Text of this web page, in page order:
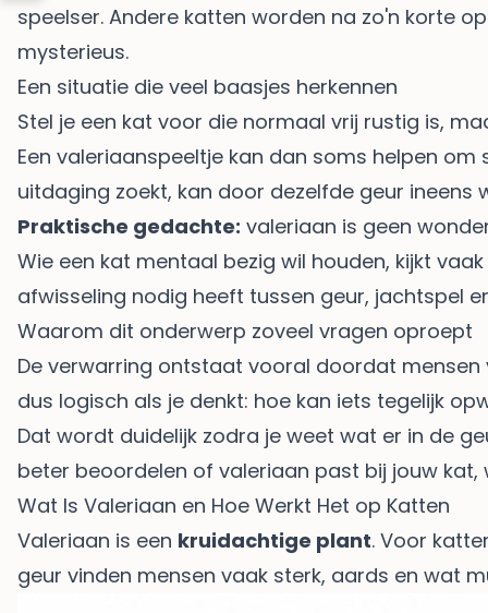
speelser. Andere katten worden na zo'n korte
mysterieus.
Een situatie die veel baasjes herkennen
Stel je een kat voor die normaal vrij rustig is,
Een valeriaanspeeltje kan dan soms helpen
uitdaging zoekt, kan door dezelfde geur ineens
Praktische gedachte: valeriaan is geen
Wie een kat mentaal bezig wil houden, kijkt
afwisseling nodig heeft tussen geur, jachtspel
Waarom dit onderwerp zoveel vragen oproept
De verwarring ontstaat vooral doordat mensen
dus logisch als je denkt: hoe kan iets tegelijk
Dat wordt duidelijk zodra je weet wat er in de
beter beoordelen of valeriaan past bij jouw
Wat Is Valeriaan en Hoe Werkt Het op Katten
Valeriaan is een kruidachtige plant. Voor
geur vinden mensen vaak sterk, aards en wat